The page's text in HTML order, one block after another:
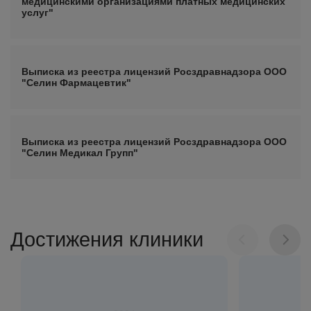
услуг"
Выписка из реестра лицензий Росздравнадзора ООО
"Селин Фармацевтик"
Выписка из реестра лицензий Росздравнадзора ООО
"Селин Медикал Групп"
Достижения клиники